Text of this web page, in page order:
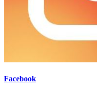
Facebook